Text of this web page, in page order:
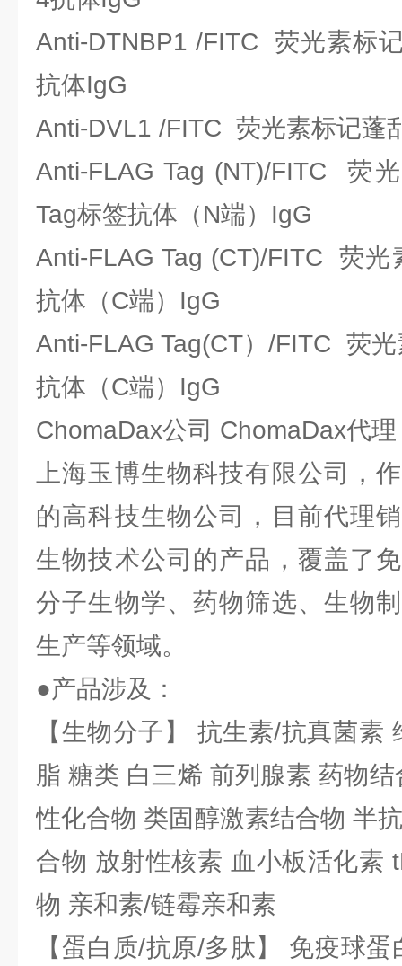
Anti-DTNBP1 /FITC 荧光素标
抗体IgG
Anti-DVL1 /FITC 荧光素标记蓬
Anti-FLAG Tag (NT)/FITC 荧
Tag标签抗体（N端）IgG
Anti-FLAG Tag (CT)/FITC 荧光
抗体（C端）IgG
Anti-FLAG Tag(CT）/FITC 荧
抗体（C端）IgG
ChomaDax公司 ChomaDax代
上海玉博生物科技有限公司，
的高科技生物公司，目前代理
生物技术公司的产品，覆盖了
分子生物学、药物筛选、生物
生产等领域。
●产品涉及：
【生物分子】 抗生素/抗真菌素
脂 糖类 白三烯 前列腺素 药物
性化合物 类固醇激素结合物 半
合物 放射性核素 血小板活化素
物 亲和素/链霉亲和素
【蛋白质/抗原/多肽】 免疫球